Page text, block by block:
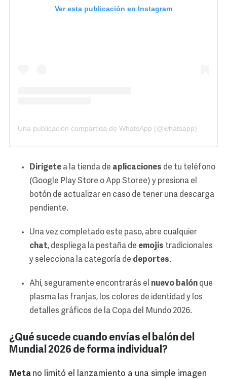
Ver esta publicación en Instagram
Una publicación compartida de WhatsApp (@whatsapp)
Dirígete a la tienda de aplicaciones de tu teléfono
(Google Play Store o App Storee) y presiona el
botón de actualizar en caso de tener una descarga
pendiente.
Una vez completado este paso, abre cualquier
chat, despliega la pestaña de emojis tradicionales
y selecciona la categoría de deportes.
Ahí, seguramente encontrarás el nuevo balón que
plasma las franjas, los colores de identidad y los
detalles gráficos de la Copa del Mundo 2026.
¿Qué sucede cuando envías el balón del
Mundial 2026 de forma individual?
Meta no limitó el lanzamiento a una simple imagen